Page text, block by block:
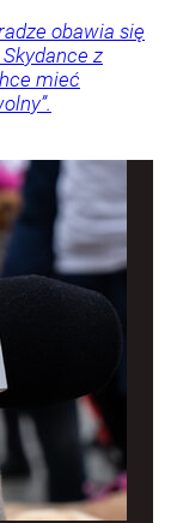
obawia się
z
mieć